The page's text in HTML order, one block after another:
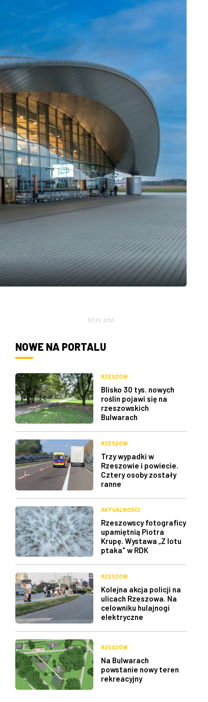
REKLAMA
NOWE NA PORTALU
RZESZÓW
Blisko 30 tys. nowych
roślin pojawi się na
rzeszowskich
Bulwarach
RZESZÓW
Trzy wypadki w
Rzeszowie i powiecie.
Cztery osoby zostały
ranne
AKTUALNOŚCI
Rzeszowscy fotograficy
upamiętnią Piotra
Krupę. Wystawa „Z lotu
ptaka" w RDK
RZESZÓW
Kolejna akcja policji na
ulicach Rzeszowa. Na
celowniku hulajnogi
elektryczne
RZESZÓW
Na Bulwarach
powstanie nowy teren
rekreacyjny